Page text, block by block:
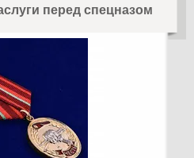
перед спецназом